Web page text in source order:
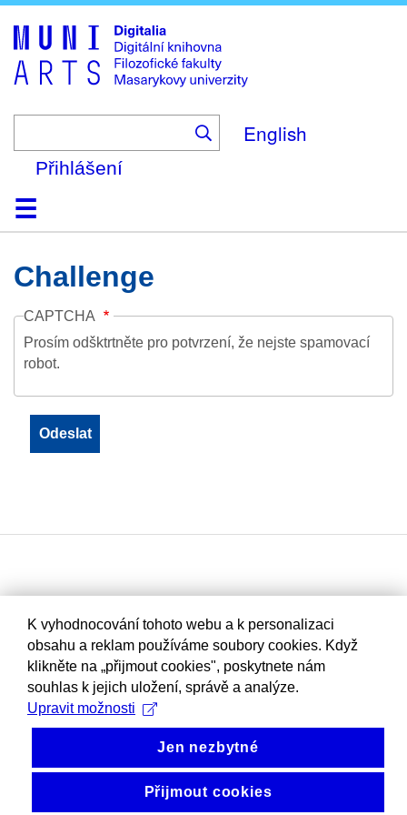
to
main
content
English
Přihlášení
DomůKolekce
Prohlížení
Vyhledávání
O platformě
Nápověda
KontaktDigitalia
Challenge
CAPTCHA
Prosím odšktrtněte pro potvrzení, že nejste spamovací
robot.
K vyhodnocování tohoto webu a k personalizaci
obsahu a reklam používáme soubory cookies. Když
klikněte na „přijmout cookies", poskytnete nám
souhlas k jejich uložení, správě a analýze.
Upravit možnosti
Jen nezbytné
Přijmout cookies